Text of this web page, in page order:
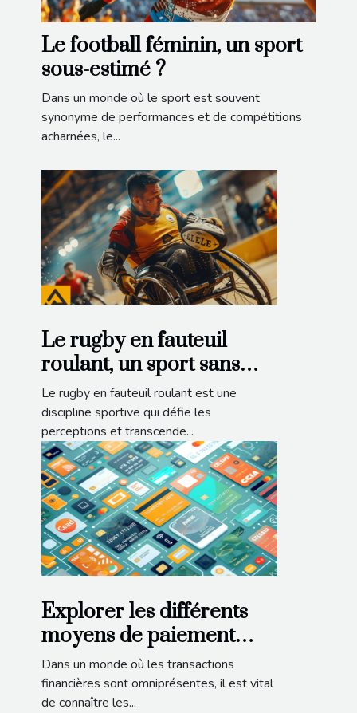
Le football féminin, un sport
sous-estimé ?
Dans un monde où le sport est souvent
synonyme de performances et de compétitions
acharnées, le...
Le rugby en fauteuil
roulant, un sport sans
limites
Le rugby en fauteuil roulant est une
discipline sportive qui défie les
perceptions et transcende...
Explorer les différents
moyens de paiement
disponibles sur le
marché
Dans un monde où les transactions
financières sont omniprésentes, il est vital
de connaître les...